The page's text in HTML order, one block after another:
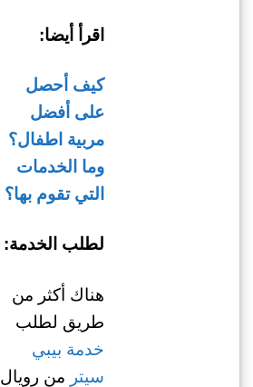
اقرأ أيضا:
كيف أحصل
على أفضل
مربية اطفال؟
وما الخدمات
التي تقوم بها؟
لطلب الخدمة:
هناك أكثر من
طريق لطلب
خدمة بيبي
سيتر من رويال